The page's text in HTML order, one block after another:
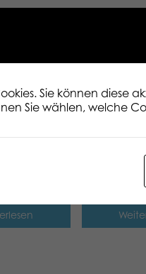
classic
Lumo
Sie können diese
Sie wählen, welche